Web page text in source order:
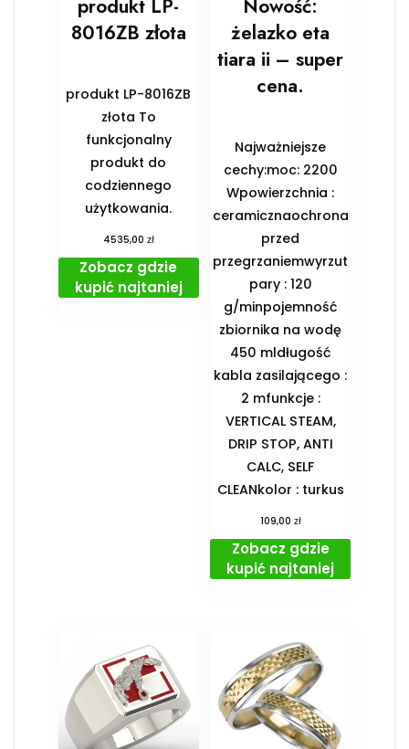
produkt LP-
8016ZB złota
produkt LP-8016ZB
złota To
funkcjonalny
produkt do
codziennego
użytkowania.
4535,00 zł
Zobacz gdzie
kupić najtaniej
Nowość:
żelazko eta
tiara ii – super
cena.
Najważniejsze
cechy:moc: 2200
Wpowierzchnia :
ceramicznaochrona
przed
przegrzaniemwyrzut
pary : 120
g/minpojemność
zbiornika na wodę
450 mldługość
kabla zasilającego :
2 mfunkcje :
VERTICAL STEAM,
DRIP STOP, ANTI
CALC, SELF
CLEANkolor : turkus
109,00 zł
Zobacz gdzie
kupić najtaniej